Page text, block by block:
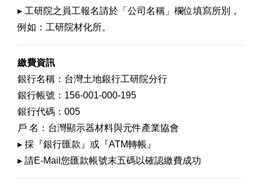
▸ 工研院之員工報名請於「公司名稱」欄位填寫所別，
例如：工研院材化所。
繳費資訊
銀行名稱：台灣土地銀行工研院分行
銀行帳號：156-001-000-195
銀行代碼：005
戶 名：台灣顯示器材料與元件產業協會
▸ 採『銀行匯款』或『ATM轉帳』
▸ 請E-Mail您匯款帳號末五碼以確認繳費成功